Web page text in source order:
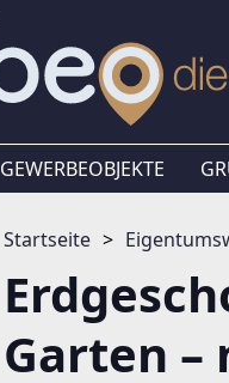
GEWERBEOBJEKTE
Startseite
Garten –